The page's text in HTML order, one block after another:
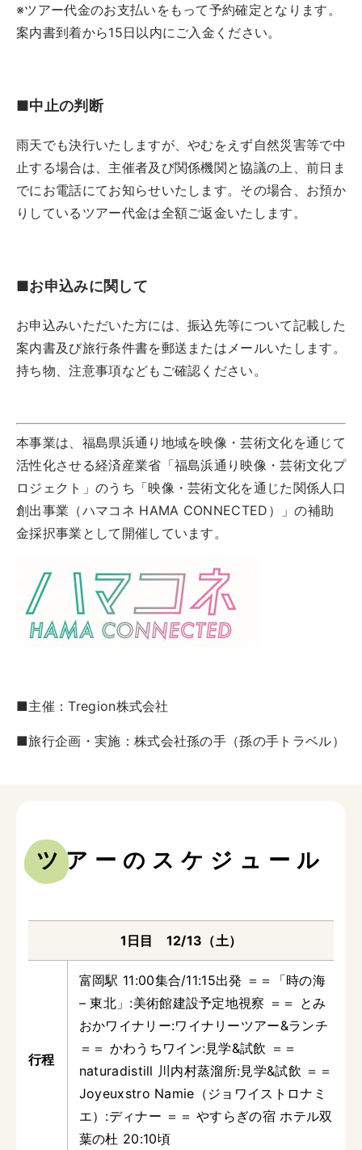
※ツアー代金のお支払いをもって予約確定となります。
案内書到着から15日以内にご入金ください。
■中止の判断
雨天でも決行いたしますが、やむをえず自然災害等で中
止する場合は、主催者及び関係機関と協議の上、前日ま
でにお電話にてお知らせいたします。その場合、お預か
りしているツアー代金は全額ご返金いたします。
■お申込みに関して
お申込みいただいた方には、振込先等について記載した
案内書及び旅行条件書を郵送またはメールいたします。
持ち物、注意事項などもご確認ください。
本事業は、福島県浜通り地域を映像・芸術文化を通じて
活性化させる経済産業省「福島浜通り映像・芸術文化プ
ロジェクト」のうち「映像・芸術文化を通じた関係人口
創出事業（ハマコネ HAMA CONNECTED）」の補助
金採択事業として開催しています。
■主催：Tregion株式会社
■旅行企画・実施：株式会社孫の手（孫の手トラベル）
ツアーのスケジュール
1日目 12/13（土）
富岡駅 11:00集合/11:15出発 ＝＝「時の海
– 東北」:美術館建設予定地視察 ＝＝ とみ
おかワイナリー:ワイナリーツアー&ランチ
＝＝ かわうちワイン:見学&試飲 ＝＝
naturadistill 川内村蒸溜所:見学&試飲 ＝＝
Joyeuxstro Namie（ジョワイストロナミ
エ）:ディナー ＝＝ やすらぎの宿 ホテル双
葉の杜 20:10頃